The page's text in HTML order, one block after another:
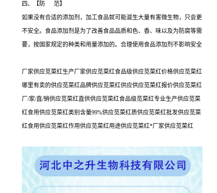
四、【防 范】
如果没有合适的添加剂，加工食品就可能滋生大量有害微生物，只会更
不安全。食品添加剂是为了改善食品品质和色、香、味以及为防腐等需
要，按国家规定的种类和用量添加的。合理使用食品添加剂不影响安全
厂家供应苋菜红生产厂家供应苋菜红食品级供应苋菜红价格供应苋菜红
哪里有卖的供应苋菜红品牌供应苋菜红供应供应苋菜红报价供应苋菜红
厂/家/直/销供应苋菜红直供供应苋菜红食品级苋菜红专业生产供应苋菜
红食用供应苋菜红类别含量99%供应苋菜红质供应苋菜红批发供应苋菜
红食用供应苋菜红作用供应苋菜红用途供应苋菜红*厂家供应苋菜红